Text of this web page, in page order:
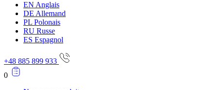
EN Anglais
DE Allemand
PL Polonais
RU Russe
ES Espagnol
+48 885 899 933
0